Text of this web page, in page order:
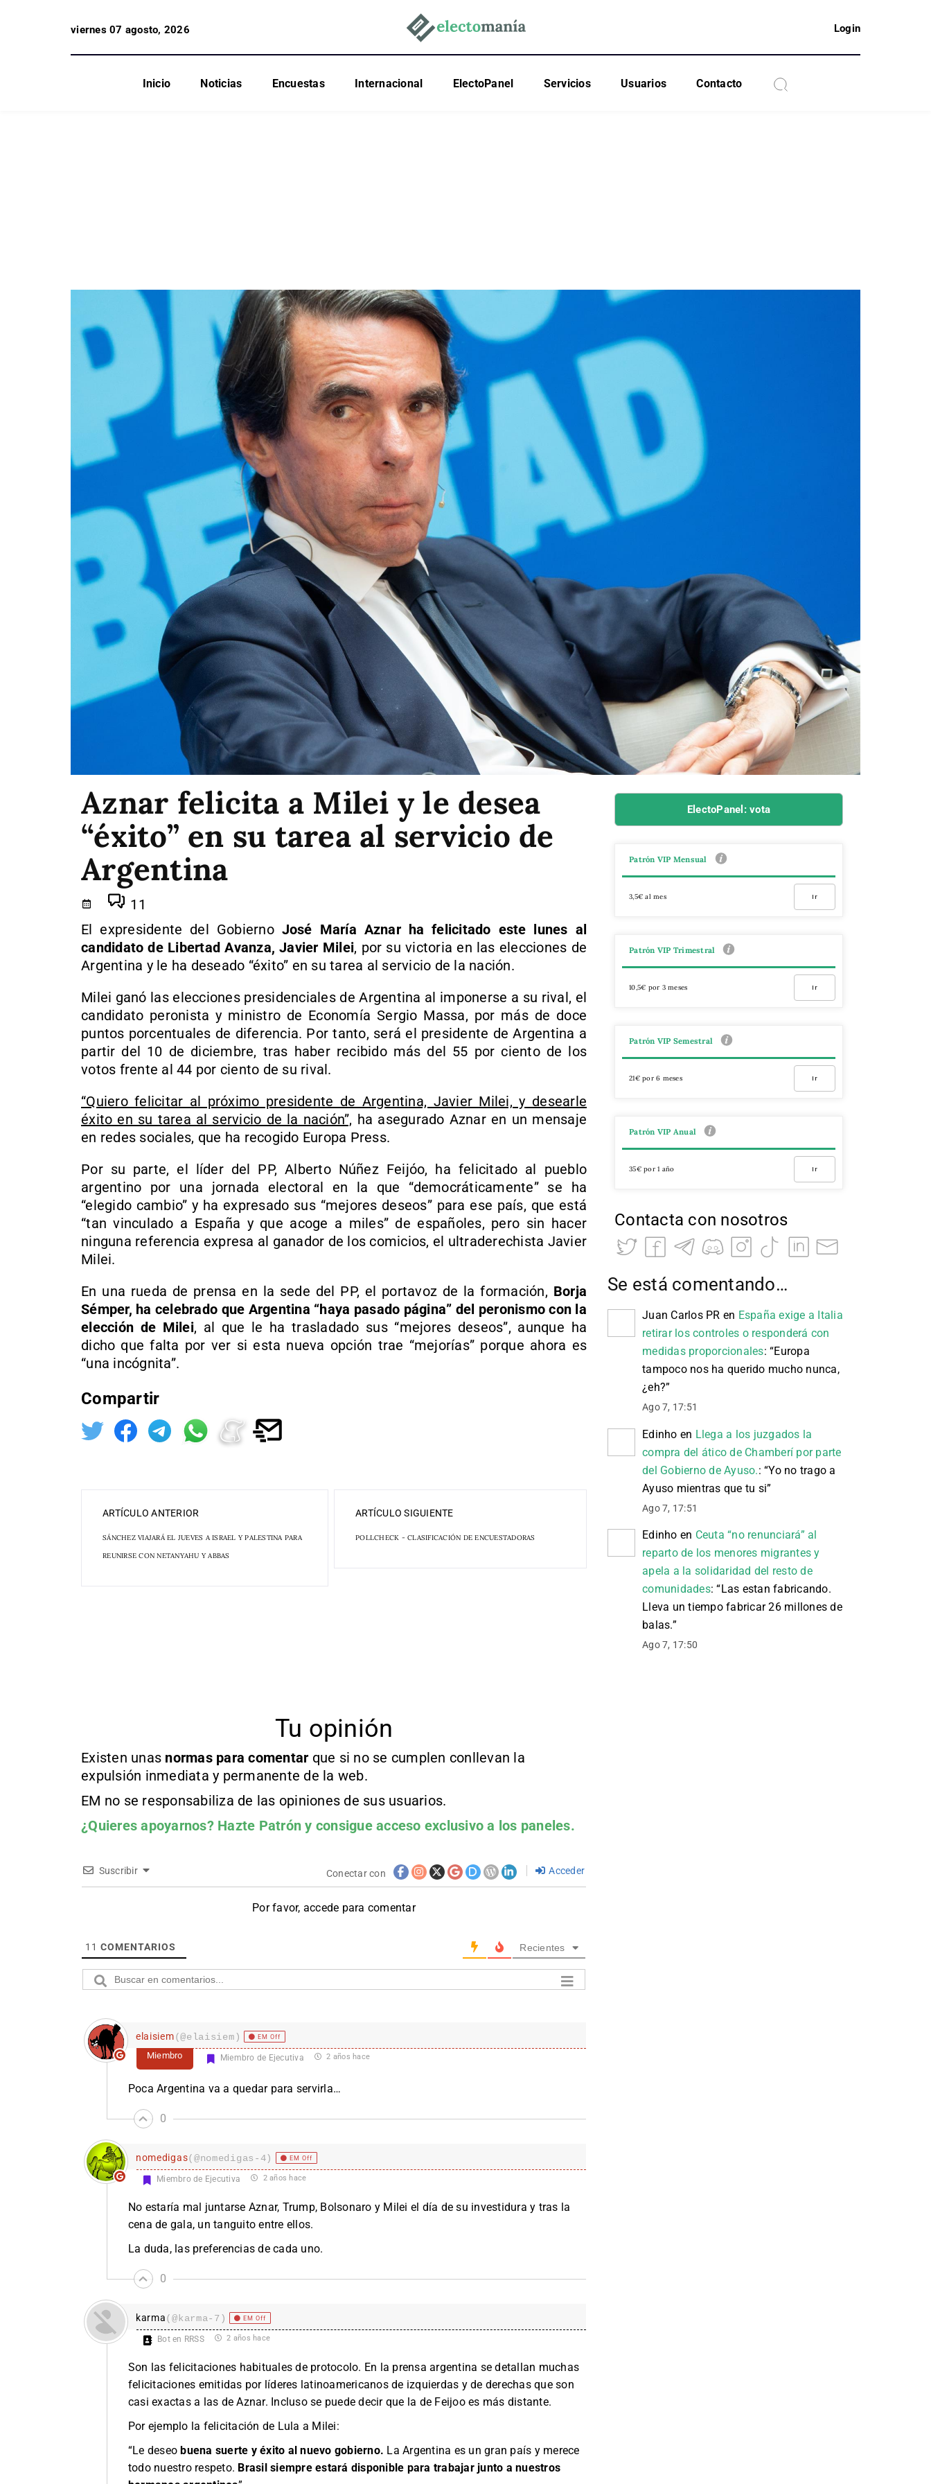
viernes 07 agosto, 2026 Login
Inicio Noticias Encuestas Internacional ElectoPanel Servicios Usuarios Contacto
Aznar felicita a Milei y le desea
“éxito” en su tarea al servicio de
Argentina
11
El expresidente del Gobierno José María Aznar ha felicitado este lunes al
candidato de Libertad Avanza, Javier Milei, por su victoria en las elecciones de
Argentina y le ha deseado “éxito” en su tarea al servicio de la nación.
Milei ganó las elecciones presidenciales de Argentina al imponerse a su rival, el
candidato peronista y ministro de Economía Sergio Massa, por más de doce
puntos porcentuales de diferencia. Por tanto, será el presidente de Argentina a
partir del 10 de diciembre, tras haber recibido más del 55 por ciento de los
votos frente al 44 por ciento de su rival.
“Quiero felicitar al próximo presidente de Argentina, Javier Milei, y desearle
éxito en su tarea al servicio de la nación”, ha asegurado Aznar en un mensaje
en redes sociales, que ha recogido Europa Press.
Por su parte, el líder del PP, Alberto Núñez Feijóo, ha felicitado al pueblo
argentino por una jornada electoral en la que “democráticamente” se ha
“elegido cambio” y ha expresado sus “mejores deseos” para ese país, que está
“tan vinculado a España y que acoge a miles” de españoles, pero sin hacer
ninguna referencia expresa al ganador de los comicios, el ultraderechista Javier
Milei.
En una rueda de prensa en la sede del PP, el portavoz de la formación, Borja
Sémper, ha celebrado que Argentina “haya pasado página” del peronismo con la
elección de Milei, al que le ha trasladado sus “mejores deseos”, aunque ha
dicho que falta por ver si esta nueva opción trae “mejorías” porque ahora es
“una incógnita”.
Compartir
ARTÍCULO ANTERIOR
SÁNCHEZ VIAJARÁ EL JUEVES A ISRAEL Y PALESTINA PARA
REUNIRSE CON NETANYAHU Y ABBAS
ARTÍCULO SIGUIENTE
POLLCHECK - CLASIFICACIÓN DE ENCUESTADORAS
Tu opinión
Existen unas normas para comentar que si no se cumplen conllevan la
expulsión inmediata y permanente de la web.
EM no se responsabiliza de las opiniones de sus usuarios.
¿Quieres apoyarnos? Hazte Patrón y consigue acceso exclusivo a los paneles.
Suscribir Conectar con Acceder
Por favor, accede para comentar
11 COMENTARIOS Recientes
elaisiem(@elaisiem) EM Off
Miembro Miembro de Ejecutiva 2 años hace
Poca Argentina va a quedar para servirla…
0
nomedigas(@nomedigas-4) EM Off
Miembro de Ejecutiva 2 años hace
No estaría mal juntarse Aznar, Trump, Bolsonaro y Milei el día de su investidura y tras la
cena de gala, un tanguito entre ellos.
La duda, las preferencias de cada uno.
0
karma(@karma-7) EM Off
Bot en RRSS 2 años hace
Son las felicitaciones habituales de protocolo. En la prensa argentina se detallan muchas
felicitaciones emitidas por líderes latinoamericanos de izquierdas y de derechas que son
casi exactas a las de Aznar. Incluso se puede decir que la de Feijoo es más distante.
Por ejemplo la felicitación de Lula a Milei:
“Le deseobuena suerte y éxito al nuevo gobierno. La Argentina es un gran país y merece
todo nuestro respeto. Brasil siempre estará disponible para trabajar junto a nuestros
ElectoPanel: vota
Patrón VIP Mensual
3,5€ al mes Ir
Patrón VIP Trimestral
10,5€ por 3 meses Ir
Patrón VIP Semestral
21€ por 6 meses Ir
Patrón VIP Anual
35€ por 1 año Ir
Contacta con nosotros
Se está comentando…
Juan Carlos PR en España exige a Italia
retirar los controles o responderá con
medidas proporcionales: “Europa
tampoco nos ha querido mucho nunca,
¿eh?”
Ago 7, 17:51
Edinho en Llega a los juzgados la
compra del ático de Chamberí por parte
del Gobierno de Ayuso.: “Yo no trago a
Ayuso mientras que tu si”
Ago 7, 17:51
Edinho en Ceuta “no renunciará” al
reparto de los menores migrantes y
apela a la solidaridad del resto de
comunidades: “Las estan fabricando.
Lleva un tiempo fabricar 26 millones de
balas.”
Ago 7, 17:50